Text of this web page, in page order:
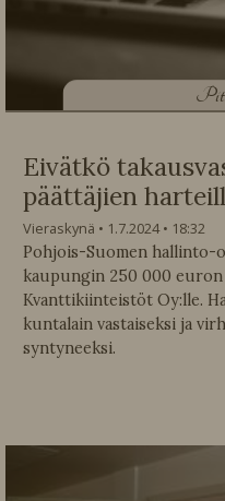
P
Eivätkö
päättäjien
Vieraskynä 1.7.2024
18:32
Pohjois-Suomen hallinto-
kaupungin 250 000 euron
Kvanttikiinteistöt Oy:lle.
kuntalain vastaiseksi ja
syntyneeksi.